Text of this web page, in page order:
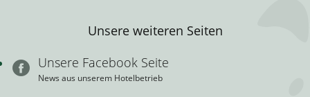
Unsere weiteren Seiten
Unsere Facebook Seite
News aus unserem Hotelbetrieb